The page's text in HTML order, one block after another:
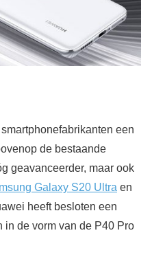
een
de bestaande
geavanceerder, maar ook
Galaxy S20 Ultra en
heeft besloten een
in de vorm van de P40 Pro